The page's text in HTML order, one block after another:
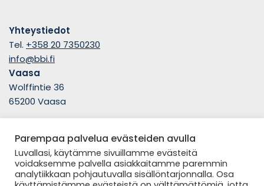
Yhteystiedot
Tel. +358 20 7350230
info@bbi.fi
Vaasa
Wolffintie 36
65200 Vaasa
Seuraa meitä
Parempaa palvelua evästeiden avulla
Luvallasi, käytämme sivuillamme evästeitä
voidaksemme palvella asiakkaitamme paremmin
analytiikkaan pohjautuvalla sisällöntarjonnalla. Osa